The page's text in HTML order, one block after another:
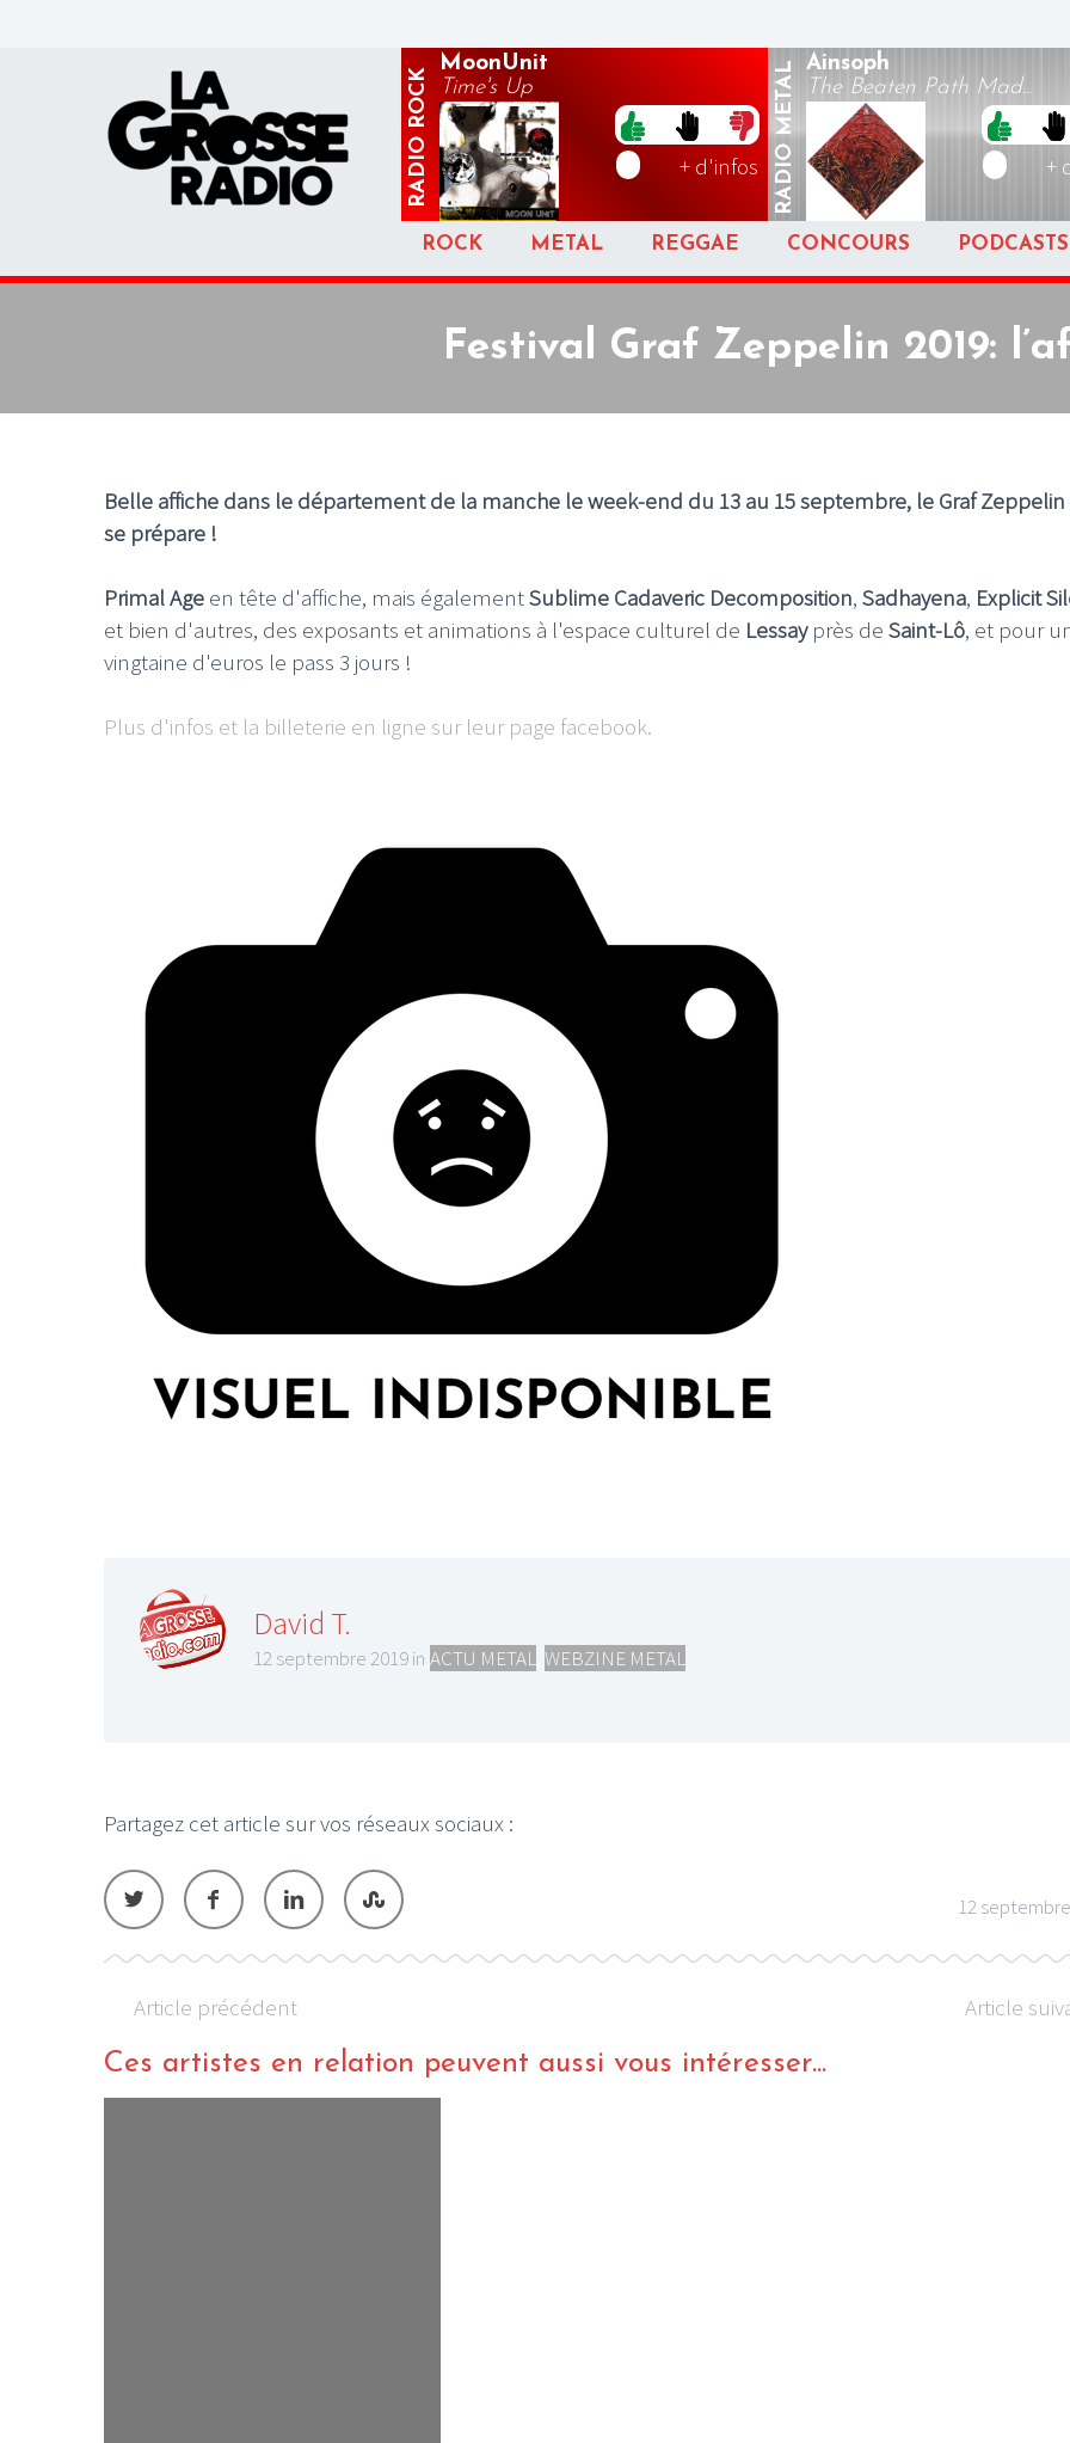
RADIO
ROCK
MoonUnit
Time's Up
+ d'infos RADIO
METAL Ainsoph
The Beaten Path Mad...
+
ROCK METAL REGGAE CONCOURS PODCASTS
Festival Graf Zeppelin 2019:
Belle affiche dans le département de la manche le week-end du 13 au 15 septembre, le Graf Zeppelin
se prépare !
Primal Age en tête d'affiche, mais égalementSublime Cadaveric Decomposition, Sadhayena, Explicit
et bien d'autres, des exposants et animations à l'espace culturel de Lessay près de Saint-Lô, et pour
vingtaine d'euros le pass 3 jours !
Plus d'infos et la billeterie en ligne sur leur page facebook.
David T.
12 septembre 2019 in ACTU METAL WEBZINE METAL
Partagez cet article sur vos réseaux sociaux :
12
Article précédent Article
Ces artistes en relation peuvent aussi vous intéresser...
LE GROS RIFFIFI –